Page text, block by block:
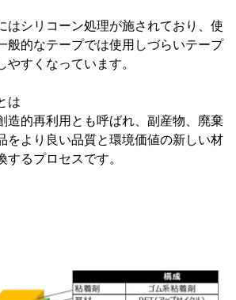
はシリコーン処理が施されており、使
般的なテープでは使用しづらいテープ
やすくなっています。
は
造的再利用とも呼ばれ、副産物、廃棄
をより良い品質と環境価値の新しい材
るプロセスです。